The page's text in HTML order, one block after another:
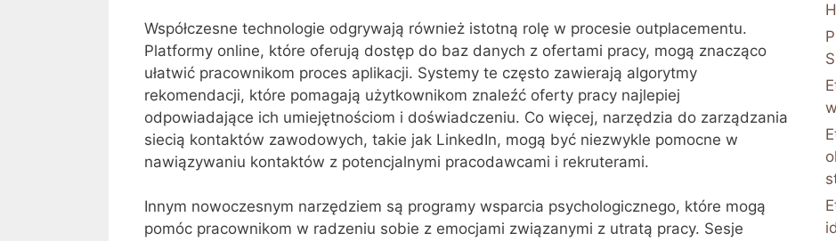
Współczesne technologie odgrywają również istotną rolę w procesie outplacementu.
Platformy online, które oferują dostęp do baz danych z ofertami pracy, mogą znacząco
ułatwić pracownikom proces aplikacji. Systemy te często zawierają algorytmy
rekomendacji, które pomagają użytkownikom znaleźć oferty pracy najlepiej
odpowiadające ich umiejętnościom i doświadczeniu. Co więcej, narzędzia do zarządzania
siecią kontaktów zawodowych, takie jak LinkedIn, mogą być niezwykle pomocne w
nawiązywaniu kontaktów z potencjalnymi pracodawcami i rekruterami.
Innym nowoczesnym narzędziem są programy wsparcia psychologicznego, które mogą
pomóc pracownikom w radzeniu sobie z emocjami związanymi z utratą pracy. Sesje